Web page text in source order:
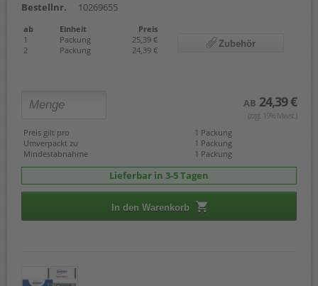
Bestellnr.
10269655
ab Einheit
Preis
1
Packung
25,39 €
2
Packung 24,39 €
Zubehör
AB 24,39 €
(zzgl. 19% Mwst.)
Preis gilt pro
1 Packung
Umverpackt zu
1 Packung
Mindestabnahme
1 Packung
Lieferbar in 3-5 Tagen
In den Warenkorb